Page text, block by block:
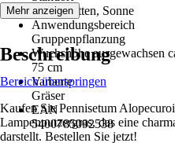
Halbschatten, Sonne
Anwendungsbereich
Gruppenpflanzung
Wuchshöhe ausgewachsen
75 cm
Variante
Gräser
EAN
5400785092538
Mehr anzeigen
Beschreibung
Bereich überspringen
Kaufen Sie Pennisetum
Lampenputzergras, das eine
darstellt. Bestellen Sie jetzt!